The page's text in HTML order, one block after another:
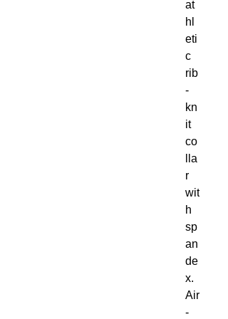
at
hl
eti
c
rib
-
kn
it
co
lla
r
wit
h
sp
an
de
x.
Air
-